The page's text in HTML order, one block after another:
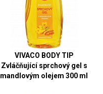
VIVACO BODY TIP
Zvláčňující sprchový gel s
mandlovým olejem 300 ml